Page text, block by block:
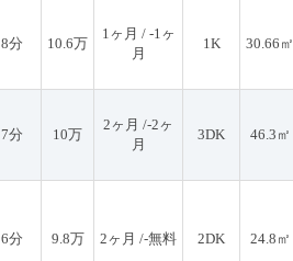
8分 10.6万
1ヶ月 / -1ヶ
月
1K 30.66㎡
7分 10万
2ヶ月 /-2ヶ
月
3DK 46.3㎡
6分 9.8万 2ヶ月 /-無料 2DK 24.8㎡